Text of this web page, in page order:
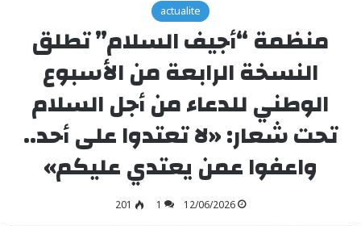
actualite
منظمة “أجيف السلام” تطلق
النسخة الرابعة من الأسبوع
الوطني للدعاء من أجل السلام
تحت شعار: «لا تعتدوا على أحد..
واعفوا عمن يعتدي عليكم»
12/06/2026
1
201